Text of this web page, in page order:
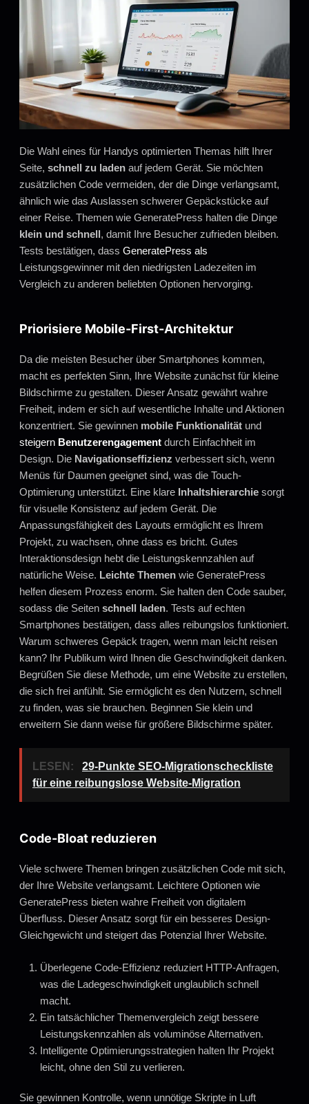
Die Wahl eines für Handys optimierten Themas hilft Ihrer
Seite, schnell zu laden auf jedem Gerät. Sie möchten
zusätzlichen Code vermeiden, der die Dinge verlangsamt,
ähnlich wie das Auslassen schwerer Gepäckstücke auf
einer Reise. Themen wie GeneratePress halten die Dinge
klein und schnell, damit Ihre Besucher zufrieden bleiben.
Tests bestätigen, dass GeneratePress als
Leistungsgewinner mit den niedrigsten Ladezeiten im
Vergleich zu anderen beliebten Optionen hervorging.
Priorisiere Mobile-First-Architektur
Da die meisten Besucher über Smartphones kommen,
macht es perfekten Sinn, Ihre Website zunächst für kleine
Bildschirme zu gestalten. Dieser Ansatz gewährt wahre
Freiheit, indem er sich auf wesentliche Inhalte und Aktionen
konzentriert. Sie gewinnen mobile Funktionalität und
steigern Benutzerengagement durch Einfachheit im
Design. Die Navigationseffizienz verbessert sich, wenn
Menüs für Daumen geeignet sind, was die Touch-
Optimierung unterstützt. Eine klare Inhaltshierarchie sorgt
für visuelle Konsistenz auf jedem Gerät. Die
Anpassungsfähigkeit des Layouts ermöglicht es Ihrem
Projekt, zu wachsen, ohne dass es bricht. Gutes
Interaktionsdesign hebt die Leistungskennzahlen auf
natürliche Weise. Leichte Themen wie GeneratePress
helfen diesem Prozess enorm. Sie halten den Code sauber,
sodass die Seiten schnell laden. Tests auf echten
Smartphones bestätigen, dass alles reibungslos funktioniert.
Warum schweres Gepäck tragen, wenn man leicht reisen
kann? Ihr Publikum wird Ihnen die Geschwindigkeit danken.
Begrüßen Sie diese Methode, um eine Website zu erstellen,
die sich frei anfühlt. Sie ermöglicht es den Nutzern, schnell
zu finden, was sie brauchen. Beginnen Sie klein und
erweitern Sie dann weise für größere Bildschirme später.
LESEN:
29-Punkte SEO-Migrationscheckliste
für eine reibungslose Website-Migration
Code-Bloat reduzieren
Viele schwere Themen bringen zusätzlichen Code mit sich,
der Ihre Website verlangsamt. Leichtere Optionen wie
GeneratePress bieten wahre Freiheit von digitalem
Überfluss. Dieser Ansatz sorgt für ein besseres Design-
Gleichgewicht und steigert das Potenzial Ihrer Website.
Überlegene Code-Effizienz reduziert HTTP-Anfragen,
was die Ladegeschwindigkeit unglaublich schnell
macht.
Ein tatsächlicher Themenvergleich zeigt bessere
Leistungskennzahlen als voluminöse Alternativen.
Intelligente Optimierungsstrategien halten Ihr Projekt
leicht, ohne den Stil zu verlieren.
Sie gewinnen Kontrolle, wenn unnötige Skripte in Luft